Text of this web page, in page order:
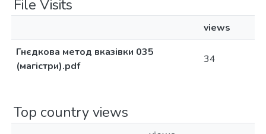
File Visits
views
Гнєдкова метод вказівки 035
(магістри).pdf
34
Top country views